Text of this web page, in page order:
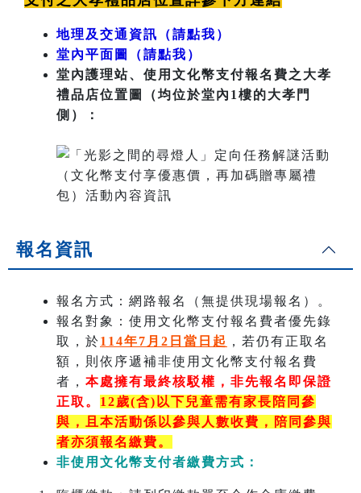
地理及交通資訊（請點我）
堂內平面圖（請點我）
堂內護理站、使用文化幣支付報名費之大孝
禮品店位置圖（均位於堂內1樓的大孝門
側）：
報名資訊
報名方式：網路報名（無提供現場報名）。
報名對象：使用文化幣支付報名費者優先錄
取，於114年7月2日當日起 ，若仍有正取名
額，則依序遞補非使用文化幣支付報名費
者， 本處擁有最終核駁權，非先報名即保證
正取。 12歲(含)以下兒童需有家長陪同參
與，且本活動係以參與人數收費，陪同參與
者亦須報名繳費。
非使用文化幣支付者繳費方式：